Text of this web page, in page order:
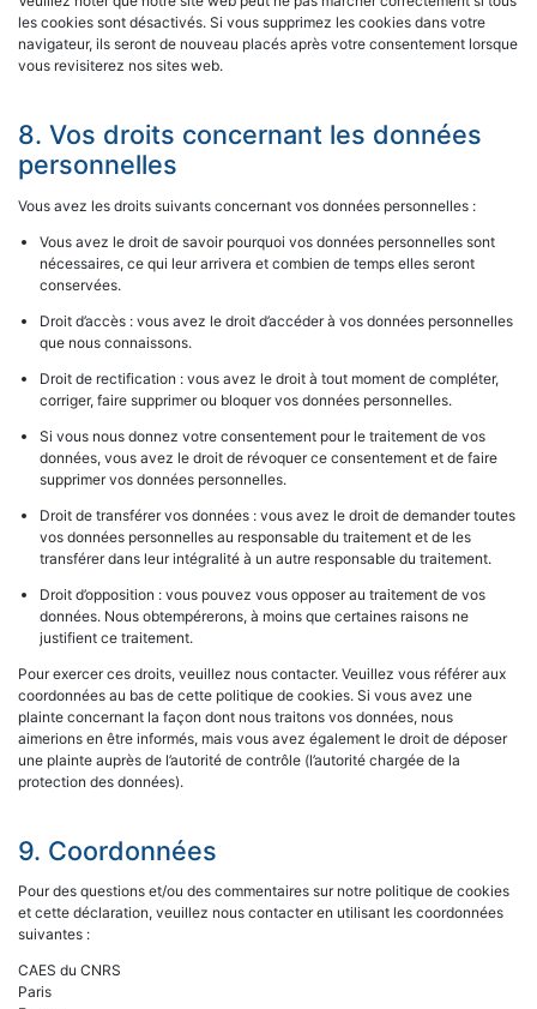
les cookies sont désactivés. Si vous supprimez les cookies dans votre
navigateur, ils seront de nouveau placés après votre consentement lorsque
vous revisiterez nos sites web.
8. Vos droits concernant les données
personnelles
Vous avez les droits suivants concernant vos données personnelles :
Vous avez le droit de savoir pourquoi vos données personnelles sont
nécessaires, ce qui leur arrivera et combien de temps elles seront
conservées.
Droit d’accès : vous avez le droit d’accéder à vos données personnelles
que nous connaissons.
Droit de rectification : vous avez le droit à tout moment de compléter,
corriger, faire supprimer ou bloquer vos données personnelles.
Si vous nous donnez votre consentement pour le traitement de vos
données, vous avez le droit de révoquer ce consentement et de faire
supprimer vos données personnelles.
Droit de transférer vos données : vous avez le droit de demander toutes
vos données personnelles au responsable du traitement et de les
transférer dans leur intégralité à un autre responsable du traitement.
Droit d’opposition : vous pouvez vous opposer au traitement de vos
données. Nous obtempérerons, à moins que certaines raisons ne
justifient ce traitement.
Pour exercer ces droits, veuillez nous contacter. Veuillez vous référer aux
coordonnées au bas de cette politique de cookies. Si vous avez une
plainte concernant la façon dont nous traitons vos données, nous
aimerions en être informés, mais vous avez également le droit de déposer
une plainte auprès de l’autorité de contrôle (l’autorité chargée de la
protection des données).
9. Coordonnées
Pour des questions et/ou des commentaires sur notre politique de cookies
et cette déclaration, veuillez nous contacter en utilisant les coordonnées
suivantes :
CAES du CNRS
Paris